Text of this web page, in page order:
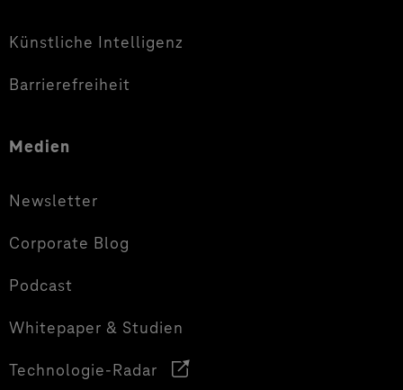
Künstliche Intelligenz
Barrierefreiheit
Medien
Newsletter
Corporate Blog
Podcast
Whitepaper & Studien
Technologie-Radar